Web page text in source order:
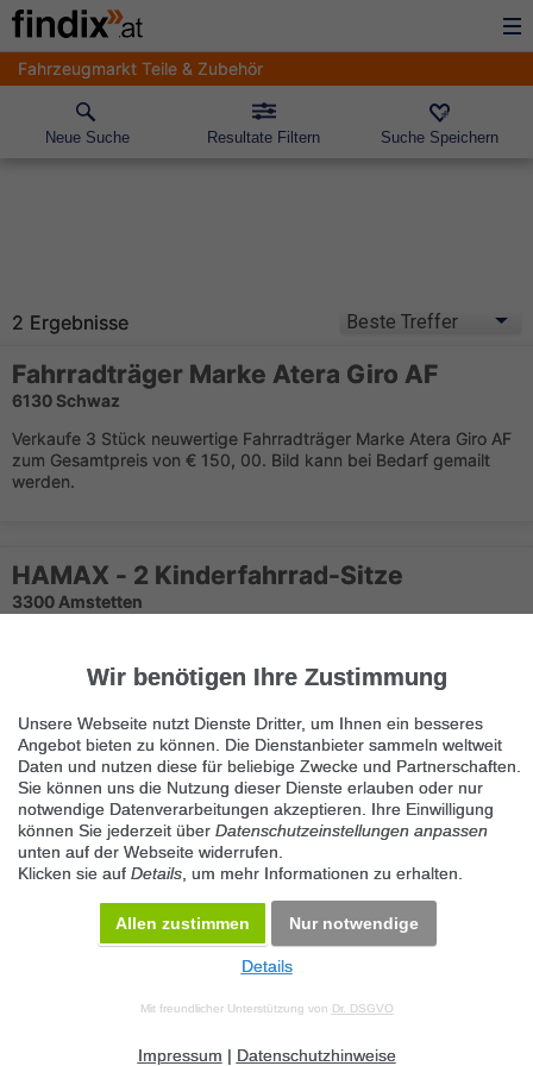
Fahrzeugmarkt Teile & Zubehör
Neue Suche Resultate Filtern Suche Speichern
2 Ergebnisse
Fahrradträger Marke Atera Giro AF
6130 Schwaz
Verkaufe 3 Stück neuwertige Fahrradträger Marke Atera Giro AF
zum Gesamtpreis von € 150, 00. Bild kann bei Bedarf gemailt
werden.
HAMAX - 2 Kinderfahrrad-Sitze
3300 Amstetten
Datenschutz Impressum Kontakt Datenschutz anpassen Desktop Version
Wir benötigen Ihre Zustimmung
Unsere Webseite nutzt Dienste Dritter, um Ihnen ein besseres
Angebot bieten zu können. Die Dienstanbieter sammeln weltweit
Daten und nutzen diese für beliebige Zwecke und Partnerschaften.
Sie können uns die Nutzung dieser Dienste erlauben oder nur
notwendige Datenverarbeitungen akzeptieren. Ihre Einwilligung
können Sie jederzeit über Datenschutzeinstellungen anpassen
unten auf der Webseite widerrufen.
Klicken sie auf Details , um mehr Informationen zu erhalten.
Allen zustimmen Nur notwendige
Details
Mit freundlicher Unterstützung von Dr. DSGVO
Impressum | Datenschutzhinweise